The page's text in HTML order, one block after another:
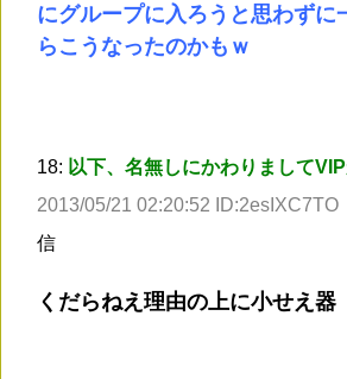
にグループに入ろうと思わずに
らこうなったのかもｗ
18: 以下、名無しにかわりまして
2013/05/21 02:20:52 ID:2esIXC7TO
信
くだらねえ理由の上に小せえ器